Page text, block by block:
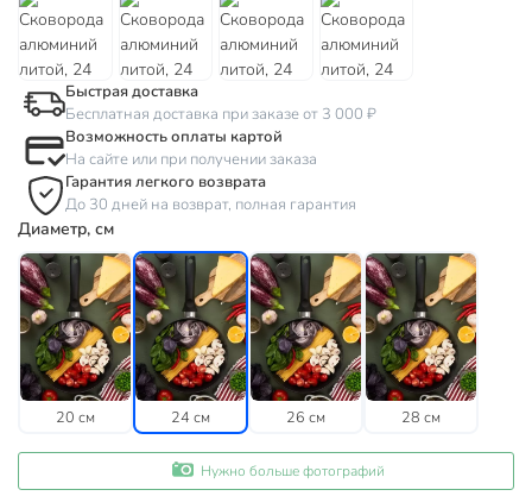
Быстрая доставка
Бесплатная доставка при заказе от 3 000 ₽
Возможность оплаты картой
На сайте или при получении заказа
Гарантия легкого возврата
До 30 дней на возврат, полная гарантия
Диаметр, см
20 см 24 см 26 см 28 см
Нужно больше фотографий